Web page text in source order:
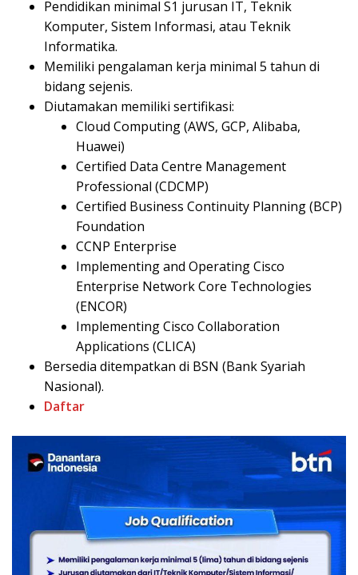
Pendidikan minimal S1 jurusan IT, Teknik
Komputer, Sistem Informasi, atau Teknik
Informatika.
Memiliki pengalaman kerja minimal 5 tahun di
bidang sejenis.
Diutamakan memiliki sertifikasi:
Cloud Computing (AWS, GCP, Alibaba,
Huawei)
Certified Data Centre Management
Professional (CDCMP)
Certified Business Continuity Planning (BCP)
Foundation
CCNP Enterprise
Implementing and Operating Cisco
Enterprise Network Core Technologies
(ENCOR)
Implementing Cisco Collaboration
Applications (CLICA)
Bersedia ditempatkan di BSN (Bank Syariah
Nasional).
Daftar